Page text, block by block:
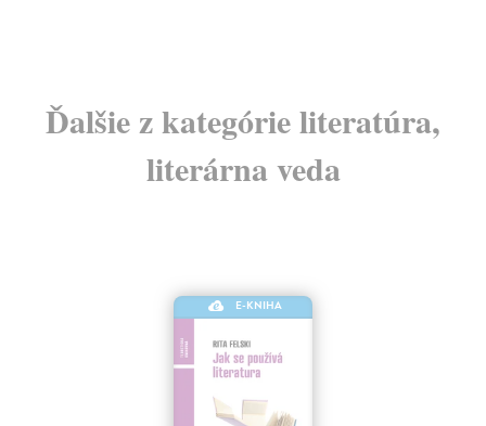
Ďalšie z kategórie literatúra,
literárna veda
E-KNIHA